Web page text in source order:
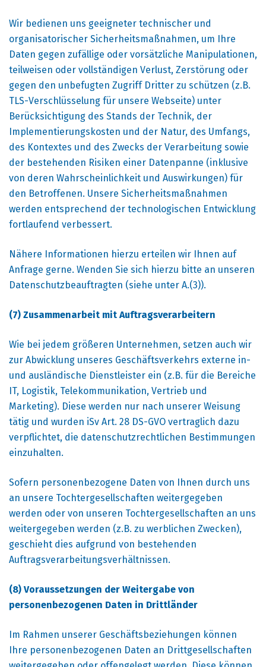
Wir bedienen uns geeigneter technischer und
organisatorischer Sicherheitsmaßnahmen, um Ihre
Daten gegen zufällige oder vorsätzliche Manipulationen,
teilweisen oder vollständigen Verlust, Zerstörung oder
gegen den unbefugten Zugriff Dritter zu schützen (z.B.
TLS-Verschlüsselung für unsere Webseite) unter
Berücksichtigung des Stands der Technik, der
Implementierungskosten und der Natur, des Umfangs,
des Kontextes und des Zwecks der Verarbeitung sowie
der bestehenden Risiken einer Datenpanne (inklusive
von deren Wahrscheinlichkeit und Auswirkungen) für
den Betroffenen. Unsere Sicherheitsmaßnahmen
werden entsprechend der technologischen Entwicklung
fortlaufend verbessert.
Nähere Informationen hierzu erteilen wir Ihnen auf
Anfrage gerne. Wenden Sie sich hierzu bitte an unseren
Datenschutzbeauftragten (siehe unter A.(3)).
(7) Zusammenarbeit mit Auftragsverarbeitern
Wie bei jedem größeren Unternehmen, setzen auch wir
zur Abwicklung unseres Geschäftsverkehrs externe in-
und ausländische Dienstleister ein (z.B. für die Bereiche
IT, Logistik, Telekommunikation, Vertrieb und
Marketing). Diese werden nur nach unserer Weisung
tätig und wurden iSv Art. 28 DS-GVO vertraglich dazu
verpflichtet, die datenschutzrechtlichen Bestimmungen
einzuhalten.
Sofern personenbezogene Daten von Ihnen durch uns
an unsere Tochtergesellschaften weitergegeben
werden oder von unseren Tochtergesellschaften an uns
weitergegeben werden (z.B. zu werblichen Zwecken),
geschieht dies aufgrund von bestehenden
Auftragsverarbeitungsverhältnissen.
(8) Voraussetzungen der Weitergabe von
personenbezogenen Daten in Drittländer
Im Rahmen unserer Geschäftsbeziehungen können
Ihre personenbezogenen Daten an Drittgesellschaften